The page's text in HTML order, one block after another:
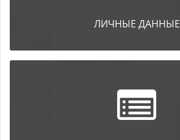
ЛИЧНЫЕ ДАННЫЕ